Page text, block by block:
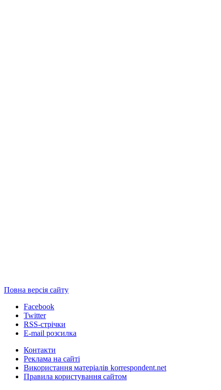
Повна версія сайту
Facebook
Twitter
RSS-стрічки
E-mail розсилка
Контакти
Реклама на сайті
Використання матеріалів korrespondent.net
Правила користування сайтом